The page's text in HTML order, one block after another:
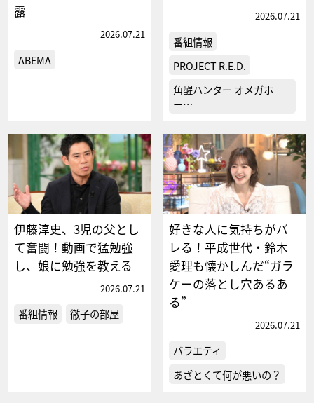
露
2026.07.21
ABEMA
2026.07.21
番組情報
PROJECT R.E.D.
角醒ハンター オメガホ
ー…
伊藤淳史、3児の父とし
て奮闘！動画で猛勉強
し、娘に勉強を教える
2026.07.21
番組情報 徹子の部屋
好きな人に気持ちがバ
レる！平成世代・鈴木
愛理も懐かしんだ“ガラ
ケーの落とし穴あるあ
る”
2026.07.21
バラエティ
あざとくて何が悪いの？